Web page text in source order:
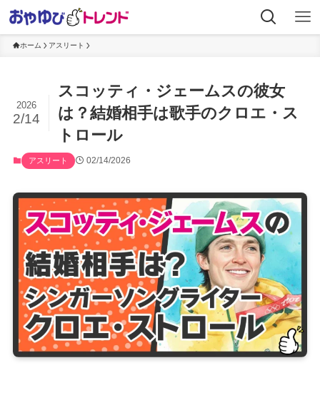
ホーム アスリート
スコッティ・ジェームスの彼女
は？結婚相手は歌手のクロエ・ス
トロール
2026
2/14
アスリート 02/14/2026